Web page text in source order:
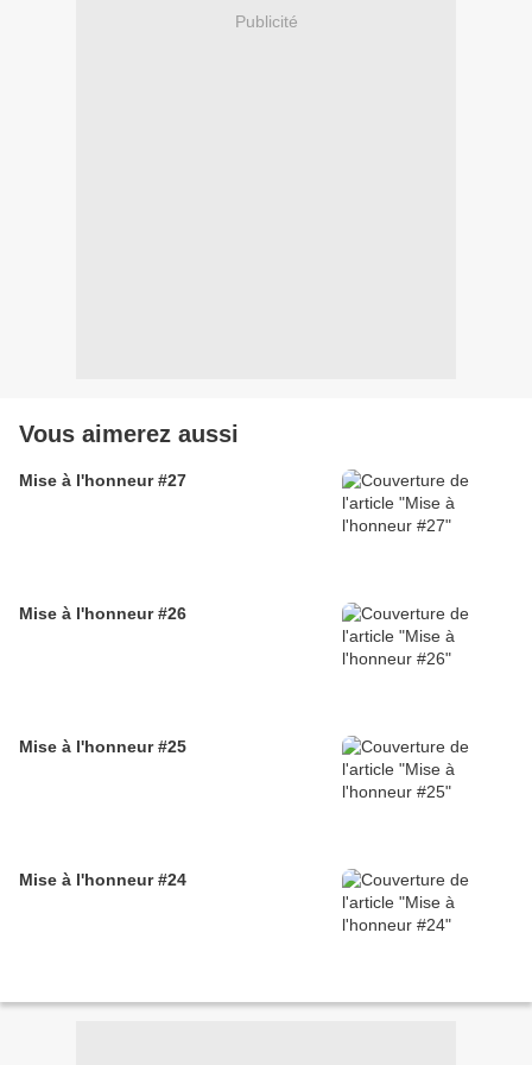
Publicité
Vous aimerez aussi
Mise à l'honneur #27
Mise à l'honneur #26
Mise à l'honneur #25
Mise à l'honneur #24